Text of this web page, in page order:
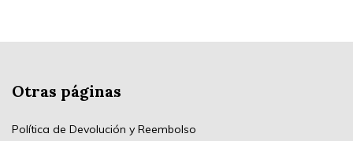
Otras páginas
Política de Devolución y Reembolso